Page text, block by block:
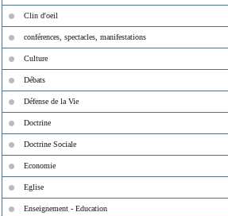
Clin d'oeil
conférences, spectacles, manifestations
Culture
Débats
Défense de la Vie
Doctrine
Doctrine Sociale
Economie
Eglise
Enseignement - Education